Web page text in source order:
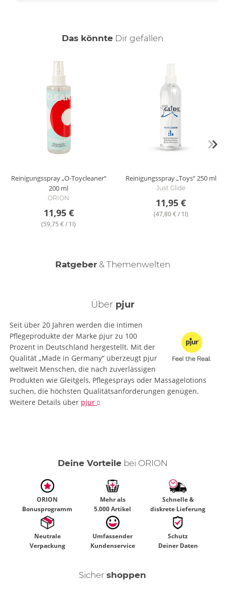
Das könnte Dir auch
gefallen
Reinigungsspray „O-Toycleaner“
200 ml
ORION
11,95 €
(59,75 € / 1l)
Reinigungsspray „Toys“250 ml
Just Glide
11,95 €
(47,80 € / 1l)
Ratgeber& Themenwelten
Keep it clean - Sextoys reinigen
Über pjur
Seit über 20 Jahren werden die intimen
Pflegeprodukte der Marke pjur zu 100
Prozent in Deutschland hergestellt. Mit der
Qualität „Made in Germany“ überzeugt pjur
weltweit Menschen, die nach zuverlässigen
Produkten wie Gleitgels, Pflegesprays oder Massagelotions
suchen, die höchsten Qualitätsanforderungen genügen.
Weitere Details über pjur
Deine Vorteilebei ORION
ORION
Bonusprogramm
Mehr als
5.000 Artikel
Schnelle &
diskrete Lieferung
Neutrale
Verpackung
Umfassender
Kundenservice
Schutz
Deiner Daten
Sicher shoppen